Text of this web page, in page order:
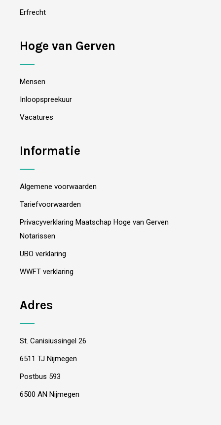
Erfrecht
Hoge van Gerven
Mensen
Inloopspreekuur
Vacatures
Informatie
Algemene voorwaarden
Tariefvoorwaarden
Privacyverklaring Maatschap Hoge van Gerven
Notarissen
UBO verklaring
WWFT verklaring
Adres
St. Canisiussingel 26
6511 TJ Nijmegen
Postbus 593
6500 AN Nijmegen